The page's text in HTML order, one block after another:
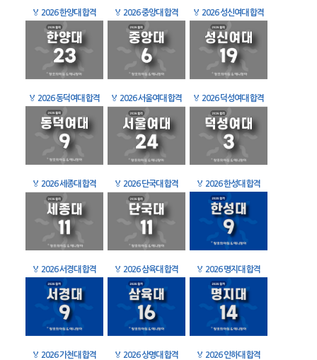
🏅 2026 한양대 합격 🏅 2026 중앙대 합격 🏅 2026 성신여대 합격
🏅 2026 동덕여대 합격 🏅 2026 서울여대 합격 🏅 2026 덕성여대 합격
🏅 2026 세종대 합격 🏅 2026 단국대 합격 🏅 2026 한성대 합격
🏅 2026 서경대 합격 🏅 2026 삼육대 합격 🏅 2026 명지대 합격
🏅 2026 가천대 합격 🏅 2026 상명대 합격 🏅 2026 인하대 합격